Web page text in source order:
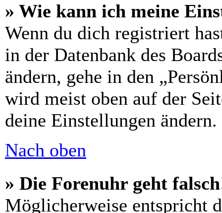
» Wie kann ich meine
Wenn du dich registriert
in der Datenbank des
ändern, gehe in den
wird meist oben auf der
deine Einstellungen ändern.
Nach oben
» Die Forenuhr geht
Möglicherweise entspricht